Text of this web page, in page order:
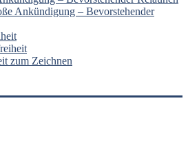
Ankündigung – Bevorstehender
zum Zeichnen